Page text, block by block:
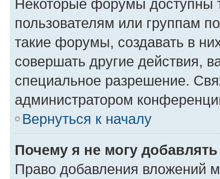
Некоторые форумы доступны
пользователям или группам
такие форумы, создавать в
совершать другие действия,
специальное разрешение.
администратором
Вернуться к началу
Почему я не могу
Право добавления вложений